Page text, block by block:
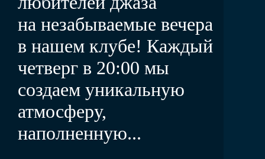
на незабываемые вечера
в нашем клубе! Каждый
четверг в 20:00 мы
создаем уникальную
атмосферу,
наполненную...